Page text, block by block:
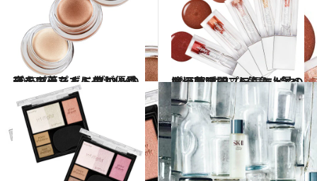
2019.7.9
夜まで落ちずに美しい目元をキープ！ レブロンのプチプラシャドウが優秀
ビューティ＆ヘルス 2019.7.1
塗った瞬間、一気に“今っぽい顔”に！ 人気急上昇のお洒落プチプラシャドウ
ビューティ＆ヘルス